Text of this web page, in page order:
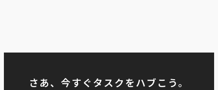
さあ、今すぐタスクをハブこう。